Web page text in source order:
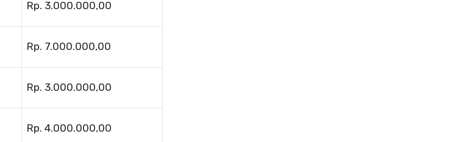
Rp. 3.000.000,00
Rp. 7.000.000,00
Rp. 3.000.000,00
Rp. 4.000.000,00